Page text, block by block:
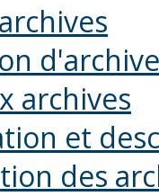
archives
et
des